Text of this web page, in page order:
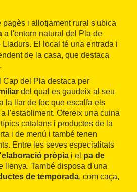
pagès i allotjament rural s'ubica
a l'entorn natural del Pla de
El local té una entrada i
de la casa, que destaca
Cap del Pla destaca per
del qual es gaudeix al seu
la llar de foc que escalfa els
l'establiment. Ofereix una cuina
catalans i productes de la
i de menú i també tenen
Entre les seves especialitats
pròpia i el pa de
llenya. També disposa d'una
de temporada, com caça,